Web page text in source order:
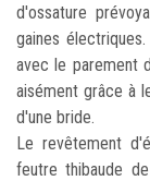
d'ossature
gaines
avec le parement
aisément grâce à
d'une bride.
Le revêtement
feutre thibaude